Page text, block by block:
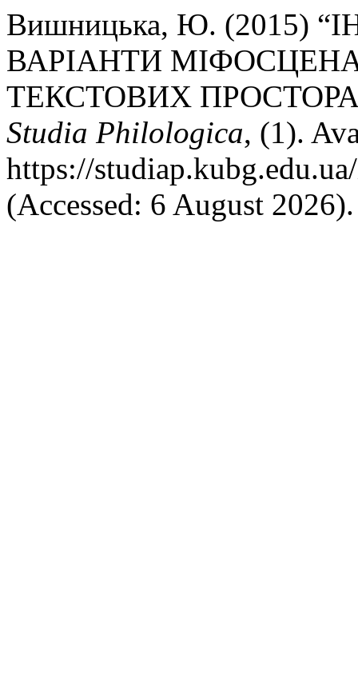
Вишницька, Ю. (2015)
ВАРІАНТИ
ТЕКСТОВИХ
Studia Philologica, (1).
https://
(Accessed: 6 August 2026).